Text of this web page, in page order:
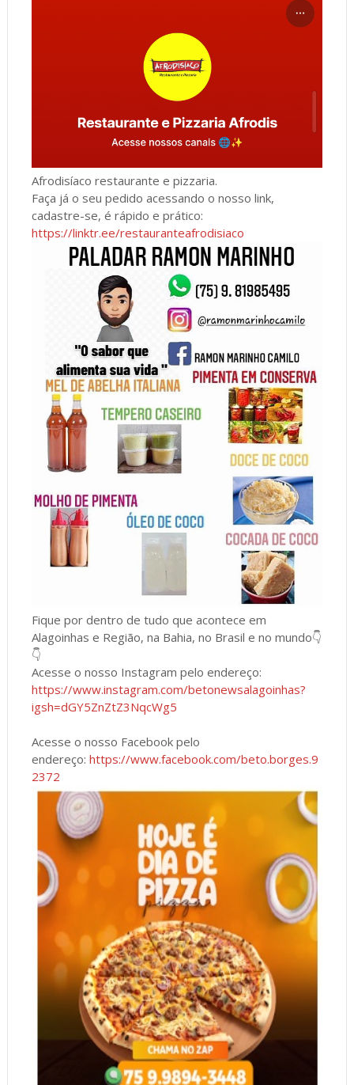
Afrodisíaco restaurante e pizzaria.
Faça já o seu pedido acessando o nosso link,
cadastre-se, é rápido e prático:
https://linktr.ee/restauranteafrodisiaco
Fique por dentro de tudo que acontece em
Alagoinhas e Região, na Bahia, no Brasil e no mundo👇
👇
Acesse o nosso Instagram pelo endereço:
https://www.instagram.com/betonewsalagoinhas?
igsh=dGY5ZnZtZ3NqcWg5
Acesse o nosso Facebook pelo
endereço: https://www.facebook.com/beto.borges.9
2372